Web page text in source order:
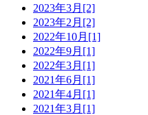
2023年3月[2]
2023年2月[2]
2022年10月[1]
2022年9月[1]
2022年3月[1]
2021年6月[1]
2021年4月[1]
2021年3月[1]